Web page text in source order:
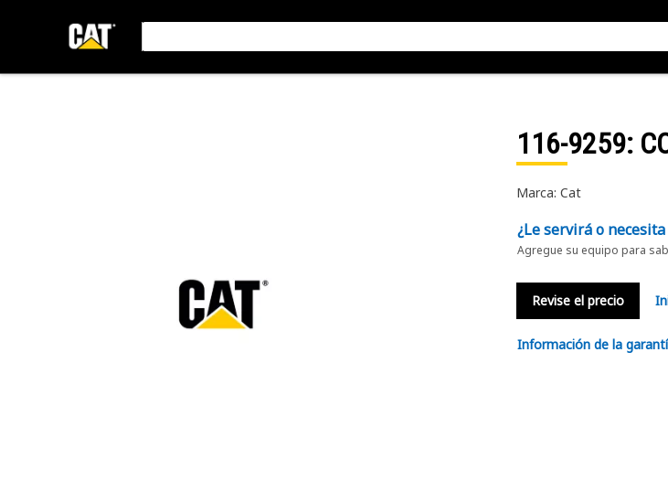
116-9259:
Marca: Cat
¿Le servirá o
Agregue su equipo para
Revise el precio
Información de la